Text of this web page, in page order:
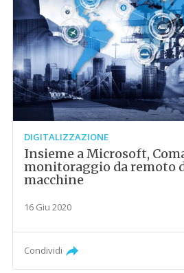
DIGITALIZZAZIONE
Insieme a Microsoft,
monitoraggio da remoto
macchine
16 Giu 2020
Condividi